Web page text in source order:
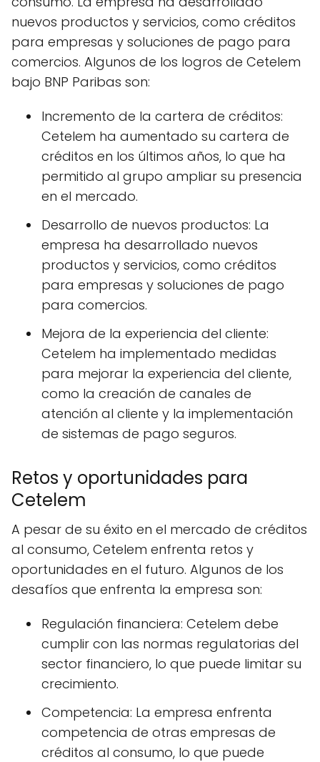
nuevos productos y servicios, como créditos
para empresas y soluciones de pago para
comercios. Algunos de los logros de Cetelem
bajo BNP Paribas son:
Incremento de la cartera de créditos:
Cetelem ha aumentado su cartera de
créditos en los últimos años, lo que ha
permitido al grupo ampliar su presencia
en el mercado.
Desarrollo de nuevos productos: La
empresa ha desarrollado nuevos
productos y servicios, como créditos
para empresas y soluciones de pago
para comercios.
Mejora de la experiencia del cliente:
Cetelem ha implementado medidas
para mejorar la experiencia del cliente,
como la creación de canales de
atención al cliente y la implementación
de sistemas de pago seguros.
Retos y oportunidades para
Cetelem
A pesar de su éxito en el mercado de créditos
al consumo, Cetelem enfrenta retos y
oportunidades en el futuro. Algunos de los
desafíos que enfrenta la empresa son:
Regulación financiera: Cetelem debe
cumplir con las normas regulatorias del
sector financiero, lo que puede limitar su
crecimiento.
Competencia: La empresa enfrenta
competencia de otras empresas de
créditos al consumo, lo que puede